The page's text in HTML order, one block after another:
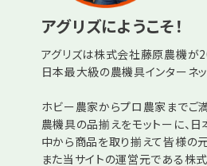
アグリズにようこそ！
アグリズは株式会社藤原農機が
日本最大級の農機具インターネッ
ホビー農家からプロ農家までご
農機具の品揃えをモットーに、
中から商品を取り揃えて皆様の
また当サイトの運営元である株